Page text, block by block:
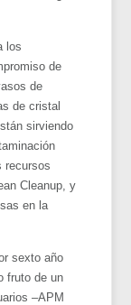
los
de
de
de cristal
sirviendo
recursos
Cleanup, y
en la
sexto año
fruto de un
–APM